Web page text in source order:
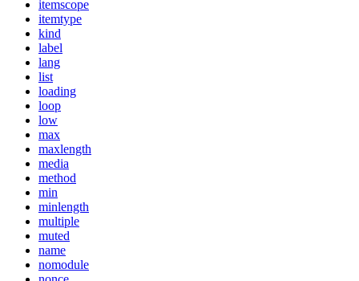
itemscope
itemtype
kind
label
lang
list
loading
loop
low
max
maxlength
media
method
min
minlength
multiple
muted
name
nomodule